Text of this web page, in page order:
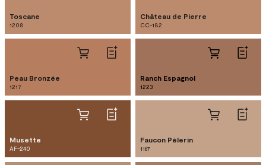
Toscane
1208
Château de Pierre
CC-182
Peau Bronzée
1217
Ranch Espagnol
1223
Musette
AF-240
Faucon Pèlerin
1167